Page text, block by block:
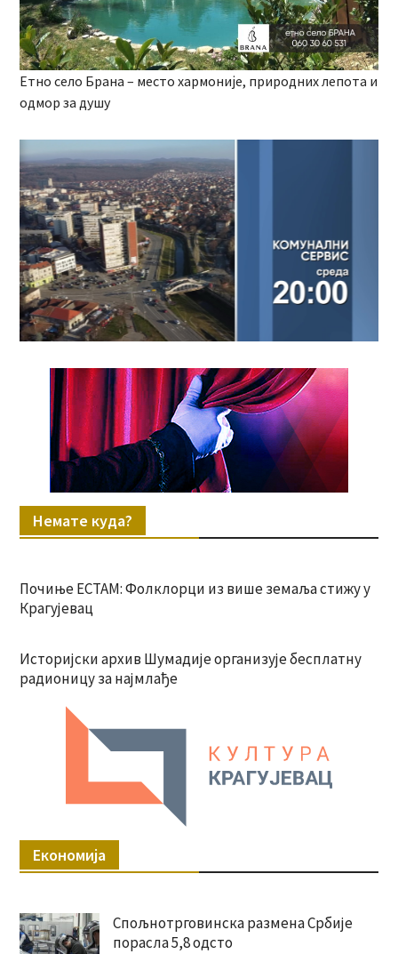
Етно село Брана – место хармоније, природних лепота и
одмор за душу
Немате куда?
Почиње ЕСТАМ: Фолклорци из више земаља стижу у
Крагујевац
Историјски архив Шумадије организује бесплатну
радионицу за најмлађе
Економија
Спољнотрговинска размена Србије
порасла 5,8 одсто